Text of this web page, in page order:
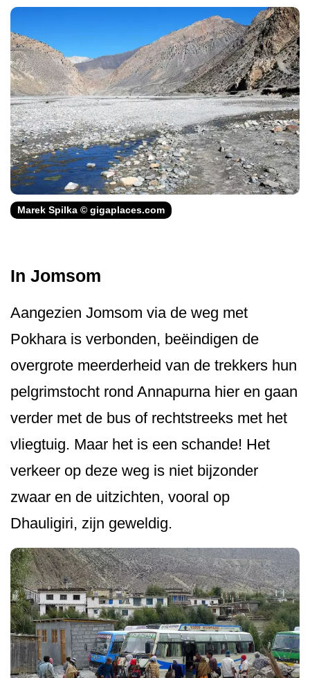
Marek Spilka © gigaplaces.com
In Jomsom
Aangezien Jomsom via de weg met
Pokhara is verbonden, beëindigen de
overgrote meerderheid van de trekkers hun
pelgrimstocht rond Annapurna hier en gaan
verder met de bus of rechtstreeks met het
vliegtuig. Maar het is een schande! Het
verkeer op deze weg is niet bijzonder
zwaar en de uitzichten, vooral op
Dhauligiri, zijn geweldig.